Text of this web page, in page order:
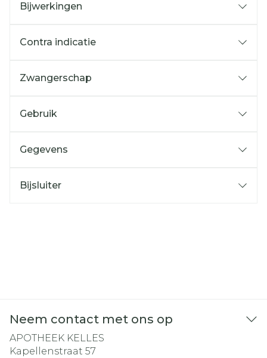
Bijwerkingen
Contra indicatie
Zwangerschap
Gebruik
Gegevens
Bijsluiter
Neem contact met ons op
APOTHEEK KELLES
Kapellenstraat 57